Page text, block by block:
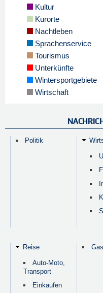
Kultur
Kurorte
Nachtleben
Sprachenservice
Tourismus
Unterkünfte
Wintersportgebiete
Wirtschaft
Politik
Reise
Auto-Moto,
Transport
Einkaufen